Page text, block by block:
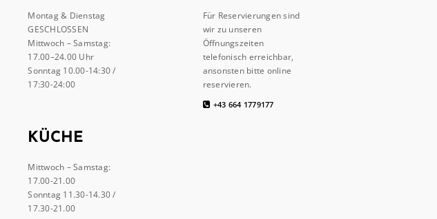
Montag & Dienstag
GESCHLOSSEN
Mittwoch – Samstag:
17.00–24.00 Uhr
Sonntag 10.00-14:30 /
17:30-24:00
KÜCHE
Mittwoch – Samstag:
17.00-21.00
Sonntag 11.30-14.30 /
17.30-21.00
Für Reservierungen sind
wir zu unseren
Öffnungszeiten
telefonisch erreichbar,
ansonsten bitte online
reservieren.
+43 664 1779177